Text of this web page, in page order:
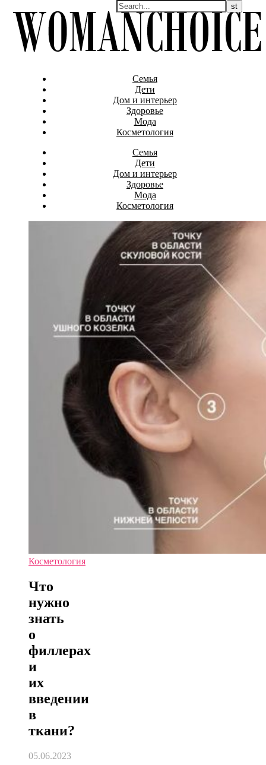
Семья
Дети
Дом и интерьер
Здоровье
Мода
Косметология
Семья
Дети
Дом и интерьер
Здоровье
Мода
Косметология
Косметология
Что
нужно
знать
о
филлерах
и
их
введении
в
ткани?
05.06.2023